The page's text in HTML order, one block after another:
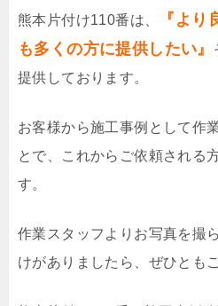
熊本片付け110番は、
『よ
も多くの方に提供したい』
提供しております。
お客様から施工事例として作
とで、これからご依頼される
す。
作業スタッフよりお写真を撮
けがありましたら、ぜひとも